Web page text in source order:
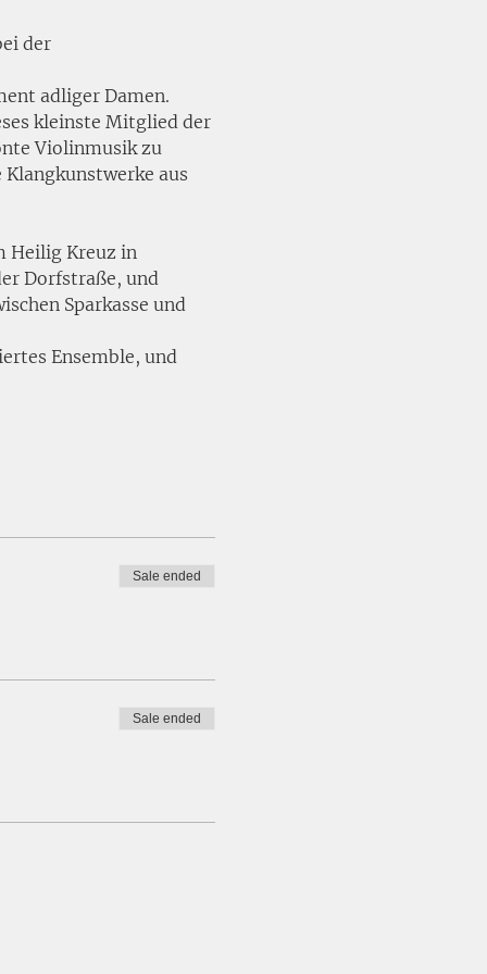
der
adliger Damen.
kleinste Mitglied der
Violinmusik zu
aus
Heilig Kreuz in
Dorfstraße, und
Sparkasse und
Ensemble, und
Sale ended
Sale ended